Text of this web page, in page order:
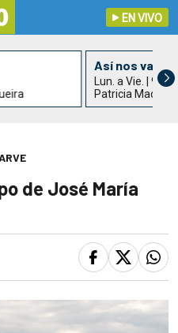
EN VIVO
Así nos va
Lun. a Vie. | 9 hs
Patricia Madrid
de José María